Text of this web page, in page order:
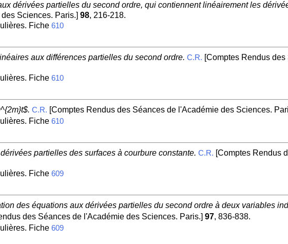
dérivées partielles du second ordre, qui contiennent linéairement les
Sciences. Paris.] 98, 216-218.
Fiche 610
aux différences partielles du second ordre. C.R. [Comptes Rendus
Fiche 610
C.R. [Comptes Rendus des Séances de l'Académie des Sciences.
Fiche 610
partielles des surfaces à courbure constante. C.R. [Comptes Rendus
Fiche 609
des équations aux dérivées partielles du second ordre à deux variables
des Séances de l'Académie des Sciences. Paris.] 97, 836-838.
Fiche 609